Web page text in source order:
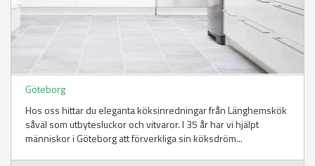
Göteborg
Hos oss hittar du eleganta köksinredningar från Länghemskök
såväl som utbytesluckor och vitvaror. I 35 år har vi hjälpt
människor i Göteborg att förverkliga sin köksdröm...